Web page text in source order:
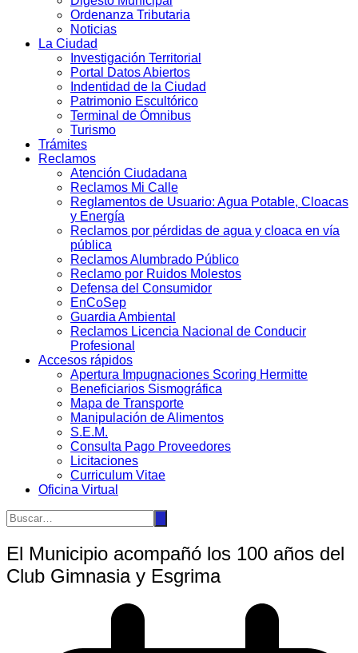
Ordenanza Tributaria
Noticias
La Ciudad
Investigación Territorial
Portal Datos Abiertos
Indentidad de la Ciudad
Patrimonio Escultórico
Terminal de Ómnibus
Turismo
Trámites
Reclamos
Atención Ciudadana
Reclamos Mi Calle
Reglamentos de Usuario: Agua Potable, Cloacas
y Energía
Reclamos por pérdidas de agua y cloaca en vía
pública
Reclamos Alumbrado Público
Reclamo por Ruidos Molestos
Defensa del Consumidor
EnCoSep
Guardia Ambiental
Reclamos Licencia Nacional de Conducir
Profesional
Accesos rápidos
Apertura Impugnaciones Scoring Hermitte
Beneficiarios Sismográfica
Mapa de Transporte
Manipulación de Alimentos
S.E.M.
Consulta Pago Proveedores
Licitaciones
Curriculum Vitae
Oficina Virtual
El Municipio acompañó los 100 años del
Club Gimnasia y Esgrima